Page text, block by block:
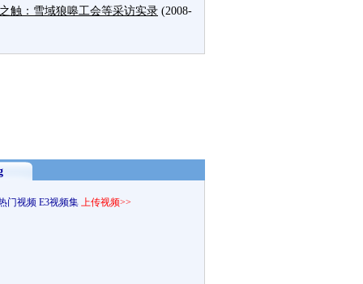
触：雪域狼嗥工会等采访实录 (2008-
门视频 E3视频集 上传视频>>